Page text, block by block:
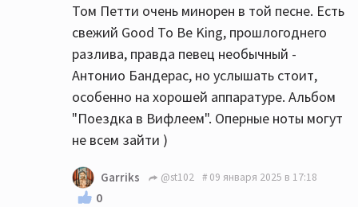
Том Петти очень минорен в той песне. Есть
свежий Good To Be King, прошлогоднего
разлива, правда певец необычный -
Антонио Бандерас, но услышать стоит,
особенно на хорошей аппаратуре. Альбом
"Поездка в Вифлеем". Оперные ноты могут
не всем зайти )
Garriks @st102 09 января 2025 в 17:18
0